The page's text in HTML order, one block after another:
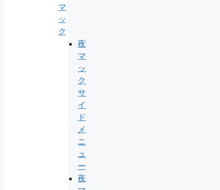
マ
ッ
ク
夜
マ
ッ
ク
サ
イ
ド
メ
ニ
ュ
ー
夜